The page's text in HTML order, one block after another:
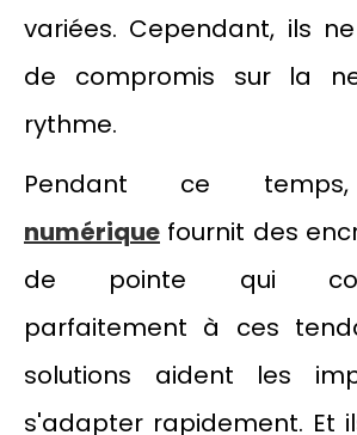
variées. Cependant, ils
de compromis sur la
rythme.
Pendant ce
numérique fournit des
de pointe qui
parfaitement à ces
solutions aident les
s'adapter rapidement. Et